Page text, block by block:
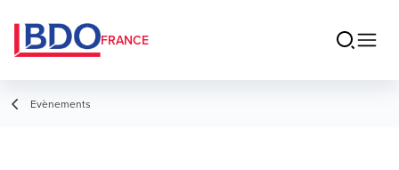
FRANCE
Evènements